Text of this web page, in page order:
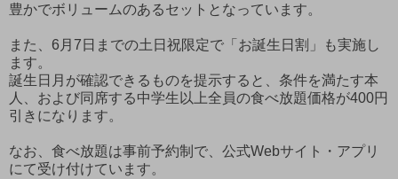
豊かでボリュームのあるセットとなっています。
また、6月7日までの土日祝限定で「お誕生日割」も実施し
ます。
誕生日月が確認できるものを提示すると、条件を満たす本
人、および同席する中学生以上全員の食べ放題価格が400円
引きになります。
なお、食べ放題は事前予約制で、公式Webサイト・アプリ
にて受け付けています。